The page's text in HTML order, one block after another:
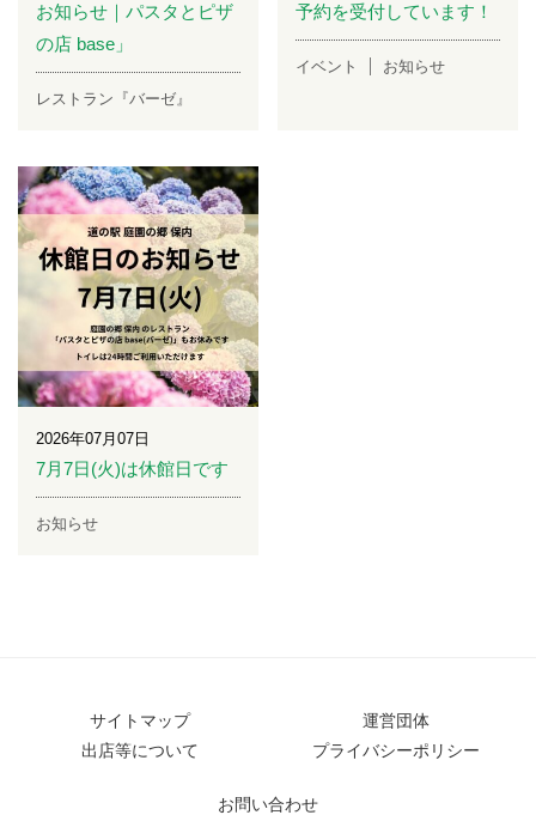
お知らせ｜パスタとピザ
の店 base」
レストラン『バーゼ』
予約を受付しています！
イベント お知らせ
2026年07月07日
7月7日(火)は休館日です
お知らせ
サイトマップ
運営団体
出店等について
プライバシーポリシー
お問い合わせ